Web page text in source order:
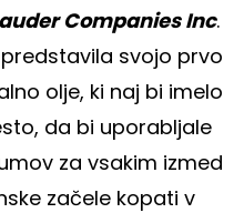
Companies Inc.
predstavila svojo prvo
olje, ki naj bi imelo
da bi uporabljale
za vsakim izmed
začele kopati v